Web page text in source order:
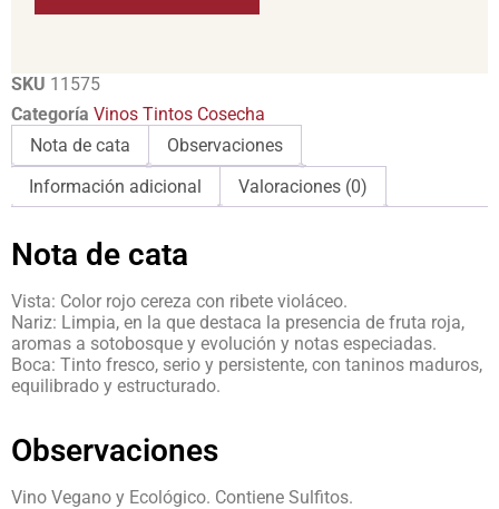
SKU 11575
Categoría Vinos Tintos Cosecha
Nota de cata
Observaciones
Información adicional
Valoraciones (0)
Nota de cata
Vista: Color rojo cereza con ribete violáceo.
Nariz: Limpia, en la que destaca la presencia de fruta roja,
aromas a sotobosque y evolución y notas especiadas.
Boca: Tinto fresco, serio y persistente, con taninos maduros,
equilibrado y estructurado.
Observaciones
Vino Vegano y Ecológico. Contiene Sulfitos.